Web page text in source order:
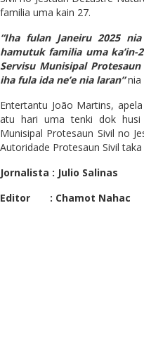
familia uma kain 27.
“Iha fulan Janeiru 2025
hamutuk familia uma ka’in-
Servisu Munisipal
iha fula ida ne’e nia laran”nia
Entertantu João Martins,
atu hari uma tenki dok husi
Munisipal Protesaun Sivil no
Autoridade Protesaun Sivil
Jornalista : Julio Salinas
Editor : Chamot Nahac